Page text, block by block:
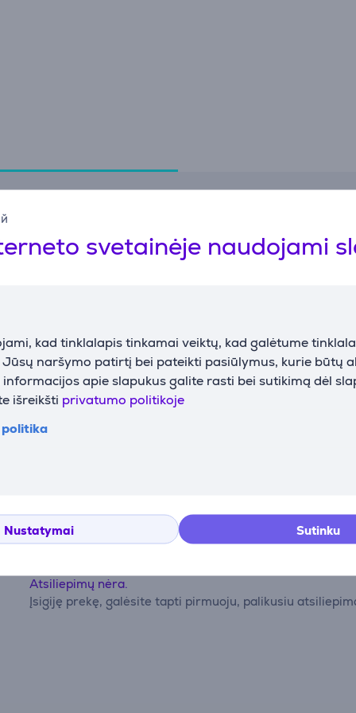
svetainėje naudojami
kad tinklalapis tinkamai veiktų, kad galėtume
naršymo patirtį bei pateikti pasiūlymus, kurie būtų
apie slapukus galite rasti bei sutikimą dėl
išreikšti privatumo politikoje
politika
Nustatymai Sutinku
Specifikacija
Bendri parametrai
Atsiliepimų nėra.
Įsigiję prekę, galėsite tapti pirmuoju, palikusiu